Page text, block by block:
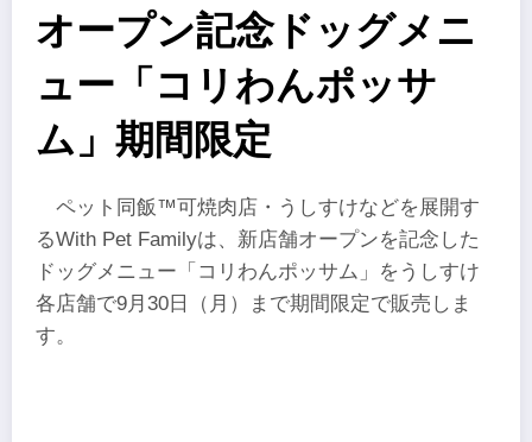
オープン記念ドッグメニ
ュー「コリわんポッサ
ム」期間限定
ペット同飯™可焼肉店・うしすけなどを展開す
るWith Pet Familyは、新店舗オープンを記念した
ドッグメニュー「コリわんポッサム」をうしすけ
各店舗で9月30日（月）まで期間限定で販売しま
す。